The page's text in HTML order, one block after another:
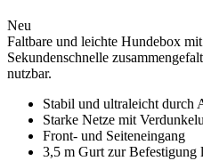
Neu
Faltbare und leichte Hundebox
Sekundenschnelle
nutzbar.
Stabil und ultraleicht durch
Starke Netze mit
Front- und Seiteneingang
3,5 m Gurt zur Befestigung